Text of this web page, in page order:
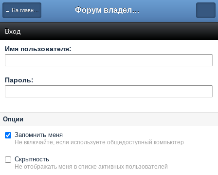
← На главную Форум владельцев интернет-магазинов
Вход
Имя пользователя:
Пароль:
Опции
Запомнить меня
Не включайте, если используете общедоступный компьютер
Скрытность
Не отображать меня в списке активных пользователей